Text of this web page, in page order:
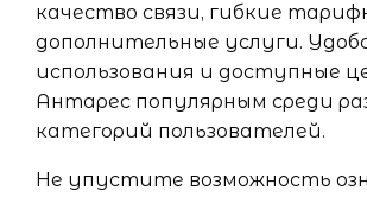
качество связи, гибкие
дополнительные услуги.
использования и доступные
Антарес популярным среди
категорий пользователей.
Не упустите возможность